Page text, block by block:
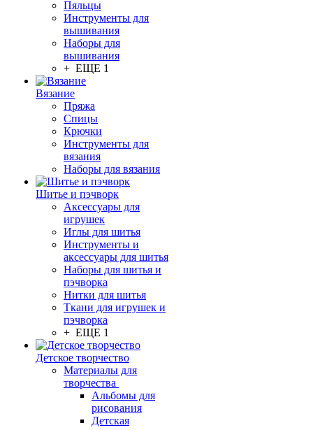
Пяльцы
Инструменты для
вышивания
Наборы для
вышивания
+ ЕЩЕ 1
Вязание
Пряжа
Спицы
Крючки
Инструменты для
вязания
Наборы для вязания
Шитье и пэчворк
Аксессуары для
игрушек
Иглы для шитья
Инструменты и
аксессуары для шитья
Наборы для шитья и
пэчворка
Нитки для шитья
Ткани для игрушек и
пэчворка
+ ЕЩЕ 1
Детское творчество
Материалы для
творчества
Альбомы для
рисования
Детская